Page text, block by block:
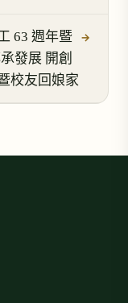
63 週年暨
發展 開創
校友回娘家
→